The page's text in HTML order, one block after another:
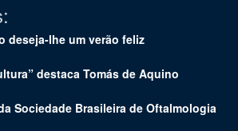
deseja-lhe um verão feliz
destaca Tomás de Aquino
Sociedade Brasileira de Oftalmologia